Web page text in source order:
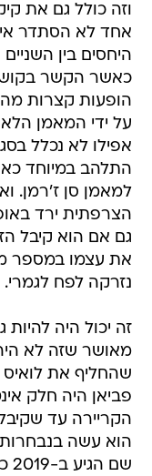
וזה כולל גם את
אחד לא הסתדר
הופעות קצרות
על ידי המאמן
אפילו לא נכלל
התלהב במיוחד
למאמן סן ז'רמן.
הצרפתית ירד
גם אם הוא קיבל
את עצמו במספר
נזרקה לפח לגמרי.
זה יכול היה
מאושר שזה לא
שהחליף את
פביאן היה חלק
הקריירה עד
הוא עשה